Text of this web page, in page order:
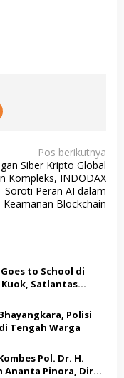
Pos berikutnya
Siber Kripto Global
Kompleks, INDODAX
Soroti Peran AI dalam
Keamanan Blockchain
to School di
Kuok, Satlantas
Berlalu Lintas
Helm SNI
Polisi
Tengah Warga
Pol. Dr. H.
Ananta Pinora, Dir